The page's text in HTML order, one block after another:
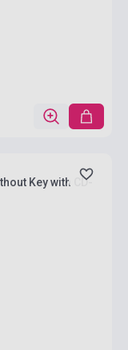
Key with CD-